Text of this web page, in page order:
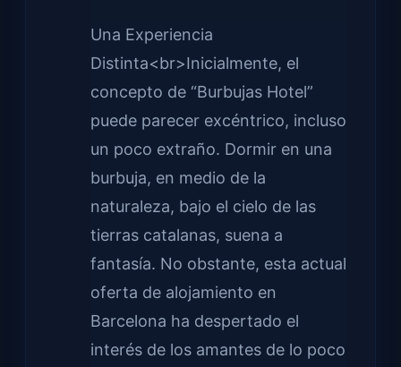
Una Experiencia
Distinta<br>Inicialmente, el
concepto de “Burbujas Hotel”
puede parecer excéntrico, incluso
un poco extraño. Dormir en una
burbuja, en medio de la
naturaleza, bajo el cielo de las
tierras catalanas, suena a
fantasía. No obstante, esta actual
oferta de alojamiento en
Barcelona ha despertado el
interés de los amantes de lo poco